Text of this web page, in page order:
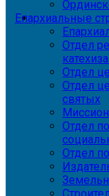
Епархиальные
Отдел
Отдел
Отдел
святых
Отдел
Отдел